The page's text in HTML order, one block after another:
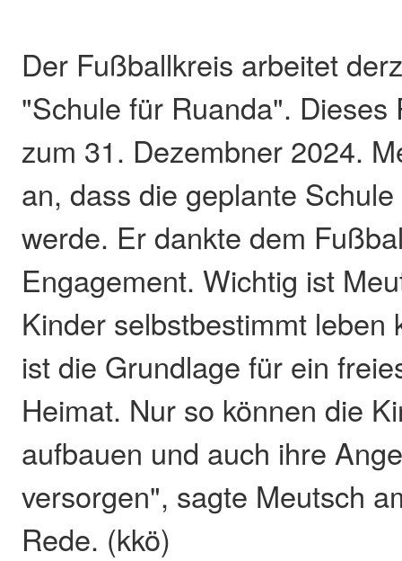
Der Fußballkreis arbeitet
"Schule für Ruanda". Dieses
zum 31. Dezembner 2024.
an, dass die geplante
werde. Er dankte dem
Engagement. Wichtig ist
Kinder selbstbestimmt leben
ist die Grundlage für ein
Heimat. Nur so können die
aufbauen und auch ihre
versorgen", sagte Meutsch
Rede. (kkö)